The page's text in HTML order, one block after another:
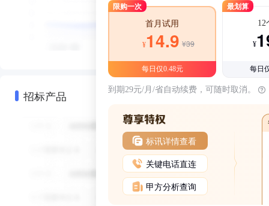
招标产品
限购一次
首月试用
¥14.9 ¥39
每日仅0.48元
最划算
12
¥
每日
到期29元/月/省自动续费，可随时取消。
标讯详情查看
关键电话直连
甲方分析查询